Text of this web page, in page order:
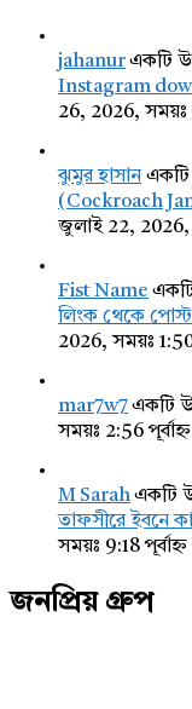
jahanurএকটি
Instagram
26, 2026, সময়ঃ
ঝুমুর হাসানএকটি
(Cockroach
জুলাই 22, 2026,
Fist Name
লিংক থেকে
2026, সময়ঃ 1:50
mar7w7একটি
সময়ঃ 2:56 পূর্বাহ্ন
M Sarahএকটি
তাফসীরে ইবনে
সময়ঃ 9:18 পূর্বাহ্ন
জনপ্রিয় গ্রুপ